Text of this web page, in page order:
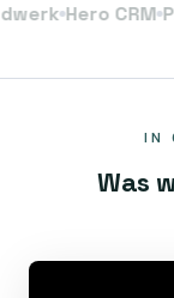
Hero CRM PDS
IN
Was